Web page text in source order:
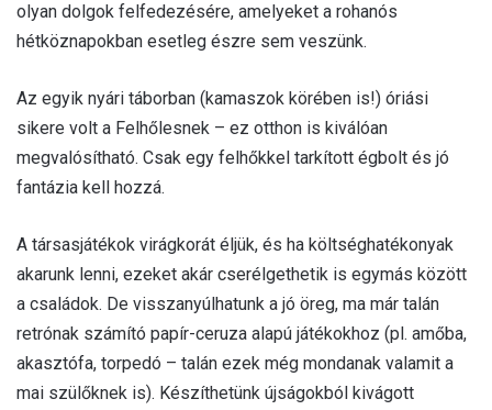
olyan dolgok felfedezésére, amelyeket a rohanós
hétköznapokban esetleg észre sem veszünk.
Az egyik nyári táborban (kamaszok körében is!) óriási
sikere volt a Felhőlesnek – ez otthon is kiválóan
megvalósítható. Csak egy felhőkkel tarkított égbolt és jó
fantázia kell hozzá.
A társasjátékok virágkorát éljük, és ha költséghatékonyak
akarunk lenni, ezeket akár cserélgethetik is egymás között
a családok. De visszanyúlhatunk a jó öreg, ma már talán
retrónak számító papír-ceruza alapú játékokhoz (pl. amőba,
akasztófa, torpedó – talán ezek még mondanak valamit a
mai szülőknek is). Készíthetünk újságokból kivágott